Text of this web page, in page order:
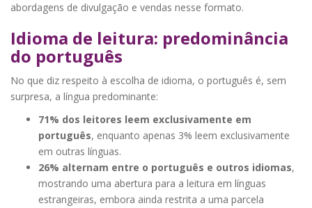
abordagens de divulgação e vendas nesse formato.
Idioma de leitura: predominância
do português
No que diz respeito à escolha de idioma, o português é, sem
surpresa, a língua predominante:
71% dos leitores leem exclusivamente em
português, enquanto apenas 3% leem exclusivamente
em outras línguas.
26% alternam entre o português e outros idiomas,
mostrando uma abertura para a leitura em línguas
estrangeiras, embora ainda restrita a uma parcela